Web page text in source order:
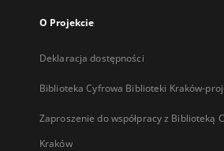
O Projekcie
Deklaracja dostępności
Biblioteka Cyfrowa Biblioteki Kraków-
Zaproszenie do współpracy z Biblioteką
Kraków